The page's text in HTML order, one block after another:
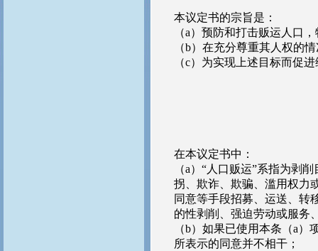
本议定书的宗旨是：
（a）预防和打击贩运人口
（b）在充分尊重其人权的
（c）为实现上述目标而促
在本议定书中：
（a）“人口贩运”系指为剥
拐、欺诈、欺骗、滥用权力
同意等手段招募、运送、转
的性剥削、强迫劳动或服务
（b）如果已使用本条（a
所表示的同意并不相干；